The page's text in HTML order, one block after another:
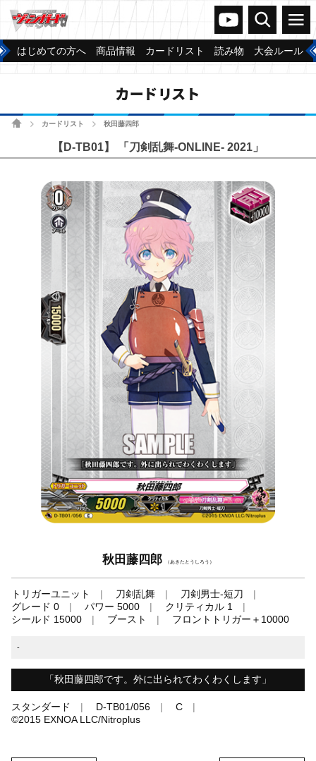
ヴァンガードch
検索 メニュー
はじめての方へ 商品情報 カードリスト 読み物 大会ルール
カードリスト
ホームカードリスト 秋田藤四郎
【D-TB01】 「刀剣乱舞-ONLINE- 2021」
秋田藤四郎 （あきたとうしろう）
トリガーユニット 刀剣乱舞
刀剣男士-短刀
グレード 0
パワー 5000
クリティカル 1
シールド 15000
ブースト フロントトリガー＋10000
-
「秋田藤四郎です。外に出られてわくわくします」
スタンダード D-TB01/056
C
©︎2015 EXNOA LLC/Nitroplus